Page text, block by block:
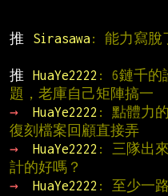
推 Sirasawa: 能力寫脫
推
HuaYe2222 : 6鏈千的
題，老庫自己矩陣搞一
→
HuaYe2222 : 點體力
復刻檔案回顧直接弄
→
HuaYe2222 : 三隊出
計的好嗎？
→
HuaYe2222 : 至少一